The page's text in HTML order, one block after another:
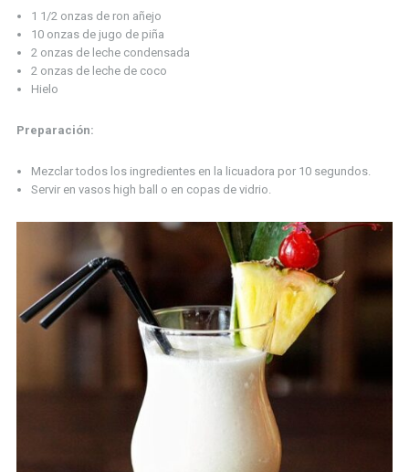
1 1/2 onzas de ron añejo
10 onzas de jugo de piña
2 onzas de leche condensada
2 onzas de leche de coco
Hielo
Preparación:
Mezclar todos los ingredientes en la licuadora por 10 segundos.
Servir en vasos high ball o en copas de vidrio.